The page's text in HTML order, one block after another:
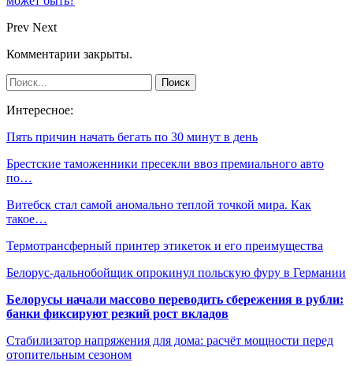
Prev Next
Комментарии закрыты.
Интересное:
Пять причин начать бегать по 30 минут в день
Брестские таможенники пресекли ввоз премиального авто
по…
Витебск стал самой аномально теплой точкой мира. Как
такое…
Термотрансферный принтер этикеток и его преимущества
Белорус-дальнобойщик опрокинул польскую фуру в Германии
Белорусы начали массово переводить сбережения в рубли:
банки фиксируют резкий рост вкладов
Стабилизатор напряжения для дома: расчёт мощности перед
отопительным сезоном